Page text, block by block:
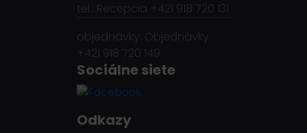
tel.: Recepcia +421 918 720 131
objednávky: Objednávky
+421 918 720 149
Sociálne siete
Odkazy